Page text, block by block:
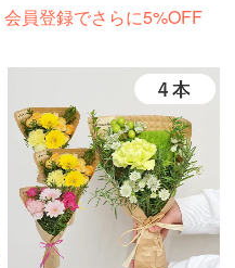
会員登録でさらに5%OFF